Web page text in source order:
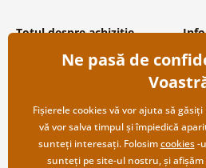
Totul despre achiziție
Condiții și termeni generali
Protecția datelor personale
Transport și modalități de plată
Returnare
Ne pasă de
Fișierele cookies vă vor ajuta să
vă vor salva timpul și împiedică
sunteți interesați. Folosimcookies-
sunteți pe site-ul nostru, și